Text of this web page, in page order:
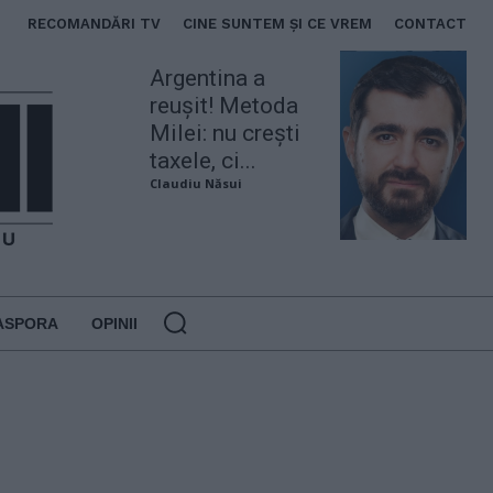
RECOMANDĂRI TV CINE SUNTEM ȘI CE VREM CONTACT
Argentina a
reușit! Metoda
Milei: nu crești
taxele, ci...
Claudiu Năsui
OPINII